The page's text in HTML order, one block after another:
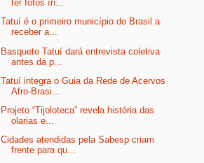
ter fotos ín...
Tatuí é o primeiro município do Brasil a
receber a...
Basquete Tatuí dará entrevista coletiva
antes da p...
Tatuí integra o Guia da Rede de Acervos
Afro-Brasi...
Projeto “Tijoloteca” revela história das
olarias e...
Cidades atendidas pela Sabesp criam
frente para qu...